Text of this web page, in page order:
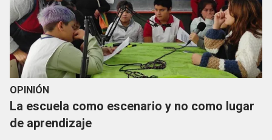
OPINIÓN
La escuela como escenario y no como lugar
de aprendizaje